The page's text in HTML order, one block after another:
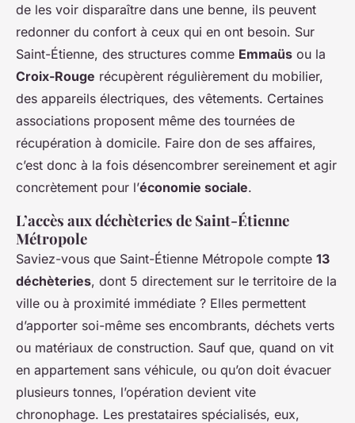
de les voir disparaître dans une benne, ils peuvent
redonner du confort à ceux qui en ont besoin. Sur
Saint-Étienne, des structures comme Emmaüs ou la
Croix-Rouge récupèrent régulièrement du mobilier,
des appareils électriques, des vêtements. Certaines
associations proposent même des tournées de
récupération à domicile. Faire don de ses affaires,
c’est donc à la fois désencombrer sereinement et agir
concrètement pour l’économie sociale.
L’accès aux déchèteries de Saint-Étienne
Métropole
Saviez-vous que Saint-Étienne Métropole compte 13
déchèteries, dont 5 directement sur le territoire de la
ville ou à proximité immédiate ? Elles permettent
d’apporter soi-même ses encombrants, déchets verts
ou matériaux de construction. Sauf que, quand on vit
en appartement sans véhicule, ou qu’on doit évacuer
plusieurs tonnes, l’opération devient vite
chronophage. Les prestataires spécialisés, eux,